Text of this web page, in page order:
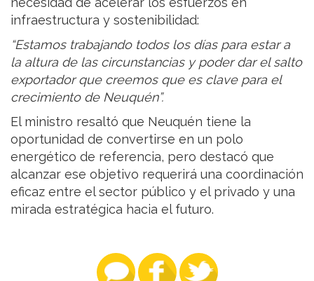
infraestructura y sostenibilidad:
“Estamos trabajando todos los días para estar a
la altura de las circunstancias y poder dar el salto
exportador que creemos que es clave para el
crecimiento de Neuquén”.
El ministro resaltó que Neuquén tiene la
oportunidad de convertirse en un polo
energético de referencia, pero destacó que
alcanzar ese objetivo requerirá una coordinación
eficaz entre el sector público y el privado y una
mirada estratégica hacia el futuro.